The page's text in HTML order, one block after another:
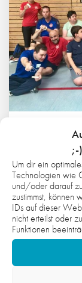
;-)
Um dir ein
Technologien wie
und/oder darauf
zustimmst, können
IDs auf dieser
nicht erteilst oder
Funktionen
7. AUGUST 2026
Weiterlesen